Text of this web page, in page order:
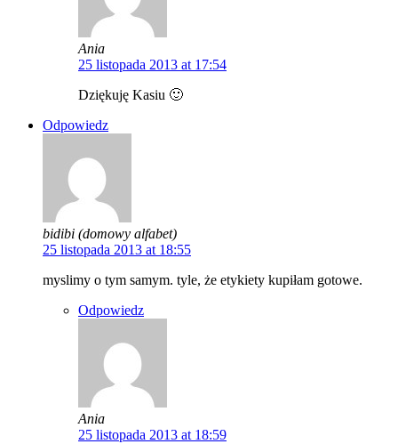
Ania
25 listopada 2013 at 17:54
Dziękuję Kasiu 🙂
Odpowiedz
bidibi (domowy alfabet)
25 listopada 2013 at 18:55
myslimy o tym samym. tyle, że etykiety kupiłam gotowe.
Odpowiedz
Ania
25 listopada 2013 at 18:59